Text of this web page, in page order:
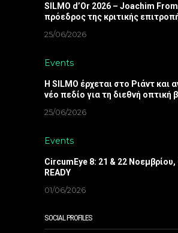
SILMO d’Or 2026 – Joachim
πρόεδρος της κριτικής
25/06/2026
Events
Η SILMO έρχεται στο Ριάντ και
νέο πεδίο για τη διεθνή οπτική
25/06/2026
Events
CircumEye 8: 21 & 22 Νοεμβρίου,
READY
01/06/2026
SOCIAL PROFILES